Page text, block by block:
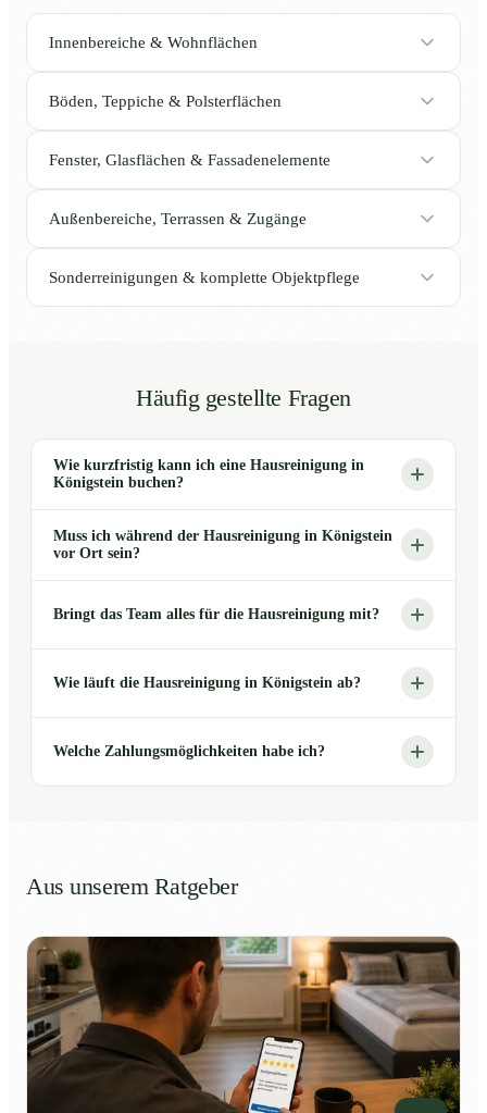
Innenbereiche & Wohnflächen
Böden, Teppiche & Polsterflächen
Fenster, Glasflächen & Fassadenelemente
Außenbereiche, Terrassen & Zugänge
Sonderreinigungen & komplette Objektpflege
Häufig gestellte Fragen
Wie kurzfristig kann ich eine Hausreinigung in
Königstein buchen?
Muss ich während der Hausreinigung in Königstein
vor Ort sein?
Bringt das Team alles für die Hausreinigung mit?
Wie läuft die Hausreinigung in Königstein ab?
Welche Zahlungsmöglichkeiten habe ich?
Aus unserem Ratgeber